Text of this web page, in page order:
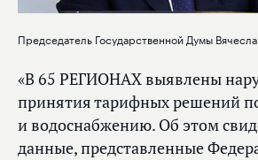
Председатель Государственной Думы
«В 65 РЕГИОНАХ выявлены
принятия тарифных решений
и водоснабжению. Об этом
данные, представленные